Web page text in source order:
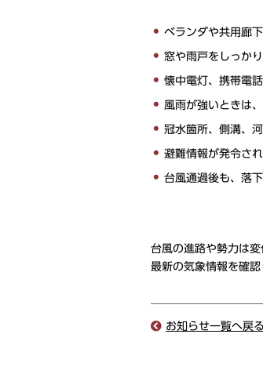
ベランダや共用廊
窓や雨戸をしっか
懐中電灯、携帯電
風雨が強いときは
冠水箇所、側溝、
避難情報が発令さ
台風通過後も、落
台風の進路や勢力は変
最新の気象情報を確
お知らせ一覧へ戻る